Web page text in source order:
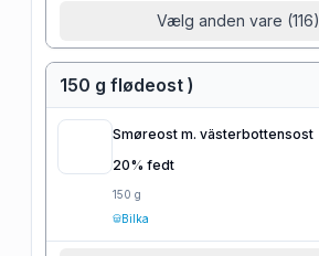
Vælg anden vare (116)
150 g flødeost )
Smøreost m. västerbottensost
20% fedt
150 g
Bilka